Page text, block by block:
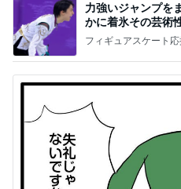
力強いジャンプを
かに着氷その芸術
なす
フィギュアスケート応